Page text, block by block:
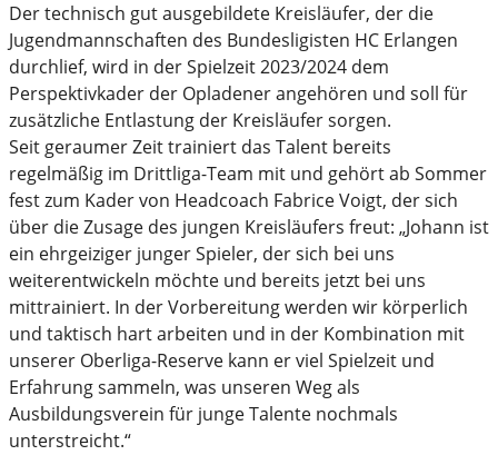
Der technisch gut ausgebildete Kreisläufer, der die
Jugendmannschaften des Bundesligisten HC Erlangen
durchlief, wird in der Spielzeit 2023/2024 dem
Perspektivkader der Opladener angehören und soll für
zusätzliche Entlastung der Kreisläufer sorgen.
Seit geraumer Zeit trainiert das Talent bereits
regelmäßig im Drittliga-Team mit und gehört ab Sommer
fest zum Kader von Headcoach Fabrice Voigt, der sich
über die Zusage des jungen Kreisläufers freut: „Johann ist
ein ehrgeiziger junger Spieler, der sich bei uns
weiterentwickeln möchte und bereits jetzt bei uns
mittrainiert. In der Vorbereitung werden wir körperlich
und taktisch hart arbeiten und in der Kombination mit
unserer Oberliga-Reserve kann er viel Spielzeit und
Erfahrung sammeln, was unseren Weg als
Ausbildungsverein für junge Talente nochmals
unterstreicht.“